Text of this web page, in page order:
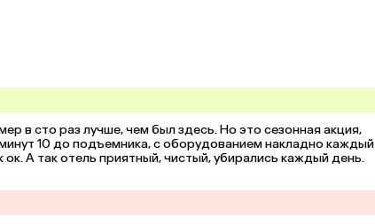
в сто раз лучше, чем был здесь. Но это сезонная акция,
10 до подъемника, с оборудованием накладно каждый
А так отель приятный, чистый, убирались каждый день.